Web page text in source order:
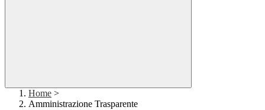
Home >
Amministrazione Trasparente